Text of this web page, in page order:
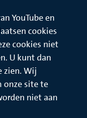
YouTube en
cookies
cookies niet
U kunt dan
zien. Wij
onze site te
niet aan